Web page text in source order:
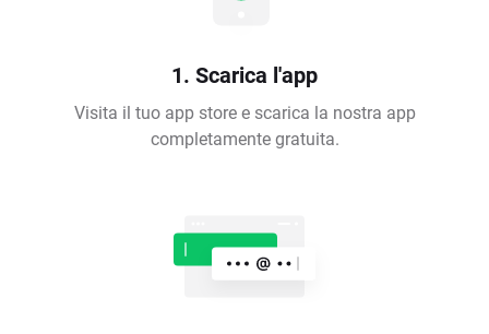
1. Scarica l'app
Visita il tuo app store e scarica la nostra app
completamente gratuita.